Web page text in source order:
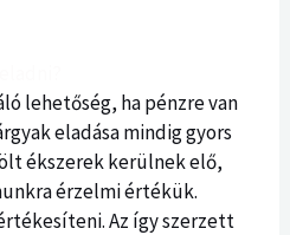
lehetőség, ha pénzre van
eladása mindig gyors
ékszerek kerülnek elő,
érzelmi értékük.
Az így szerzett